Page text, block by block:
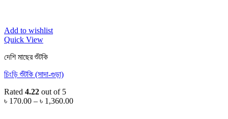
Add to wishlist
Quick View
দেশি মাছের শুঁটকি
চিংড়ি শুঁটকি (সাদা-গুড়া)
Rated 4.22 out of 5
৳ 170.00 – ৳ 1,360.00Price